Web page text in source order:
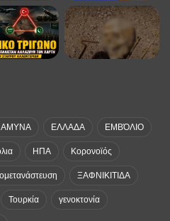
ΑΜΥΝΑ ΕΛΛΑΔΑ ΕΜΒΌΛΙΟ
ΗΠΑ Κορονοϊός
ΞΑΦΝΙΚΙΤΙΔΑ
Τουρκία γενοκτονία